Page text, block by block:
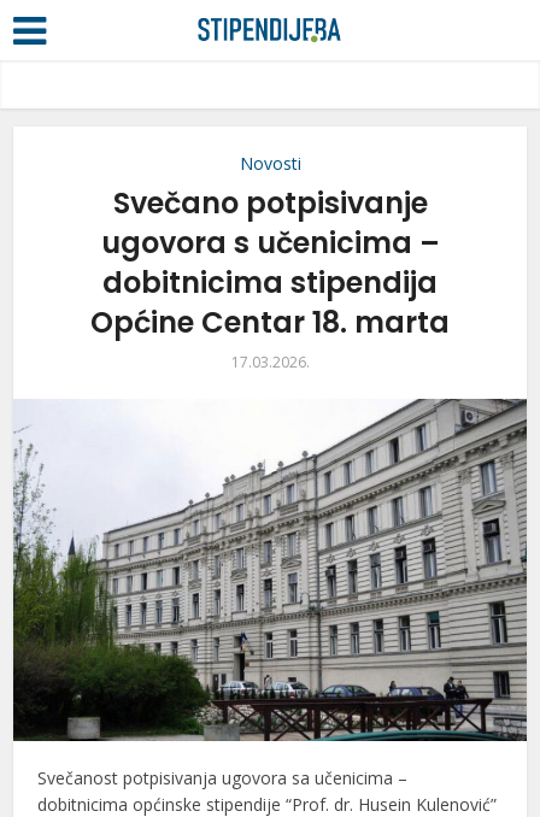
Novosti
Svečano potpisivanje
ugovora s učenicima –
dobitnicima stipendija
Općine Centar 18. marta
17.03.2026.
Svečanost potpisivanja ugovora sa učenicima –
dobitnicima općinske stipendije “Prof. dr. Husein Kulenović”